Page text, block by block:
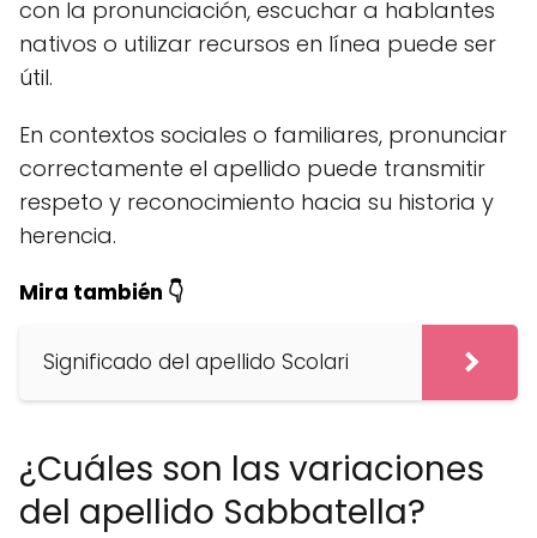
con la pronunciación, escuchar a hablantes
nativos o utilizar recursos en línea puede ser
útil.
En contextos sociales o familiares, pronunciar
correctamente el apellido puede transmitir
respeto y reconocimiento hacia su historia y
herencia.
Mira también 👇
Significado del apellido Scolari
¿Cuáles son las variaciones
del apellido Sabbatella?